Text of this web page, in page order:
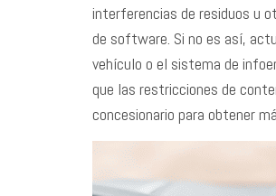
interferencias de residuos u
de software. Si no es así,
vehículo o el sistema de
que las restricciones de
concesionario para obtener